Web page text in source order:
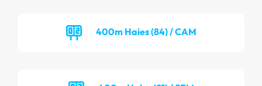
400m Haies (84) / CAM